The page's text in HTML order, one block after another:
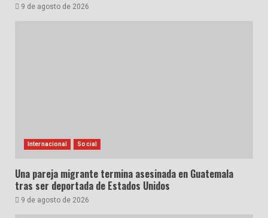
9 de agosto de 2026
Internacional Social
Una pareja migrante termina asesinada en Guatemala
tras ser deportada de Estados Unidos
9 de agosto de 2026